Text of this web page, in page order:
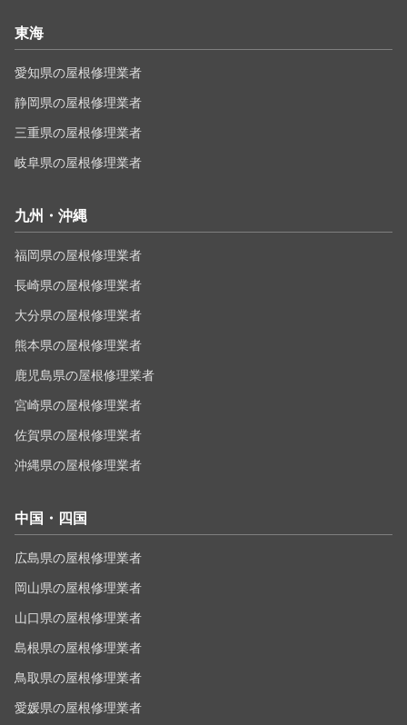
東海
愛知県の屋根修理業者
静岡県の屋根修理業者
三重県の屋根修理業者
岐阜県の屋根修理業者
九州・沖縄
福岡県の屋根修理業者
長崎県の屋根修理業者
大分県の屋根修理業者
熊本県の屋根修理業者
鹿児島県の屋根修理業者
宮崎県の屋根修理業者
佐賀県の屋根修理業者
沖縄県の屋根修理業者
中国・四国
広島県の屋根修理業者
岡山県の屋根修理業者
山口県の屋根修理業者
島根県の屋根修理業者
鳥取県の屋根修理業者
愛媛県の屋根修理業者